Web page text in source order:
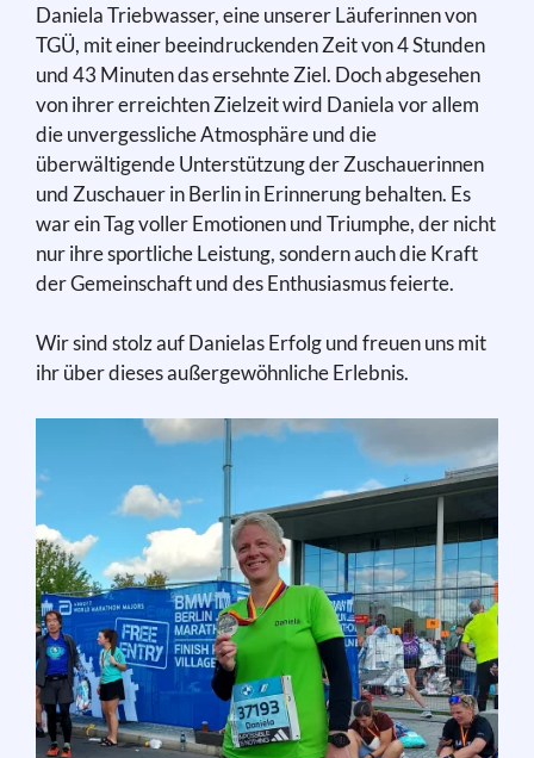
Daniela Triebwasser, eine unserer Läuferinnen von
TGÜ, mit einer beeindruckenden Zeit von 4 Stunden
und 43 Minuten das ersehnte Ziel. Doch abgesehen
von ihrer erreichten Zielzeit wird Daniela vor allem
die unvergessliche Atmosphäre und die
überwältigende Unterstützung der Zuschauerinnen
und Zuschauer in Berlin in Erinnerung behalten. Es
war ein Tag voller Emotionen und Triumphe, der nicht
nur ihre sportliche Leistung, sondern auch die Kraft
der Gemeinschaft und des Enthusiasmus feierte.
Wir sind stolz auf Danielas Erfolg und freuen uns mit
ihr über dieses außergewöhnliche Erlebnis.